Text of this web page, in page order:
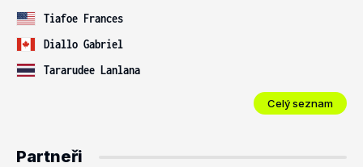
Tiafoe Frances
Diallo Gabriel
Tararudee Lanlana
Celý seznam
Partneři